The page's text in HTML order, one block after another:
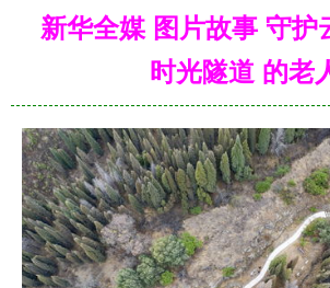
新华全媒 图片故事 守护
时光隧道 的老